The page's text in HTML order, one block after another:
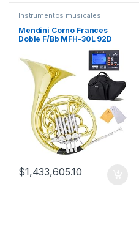
Instrumentos musicales
Mendini Corno Frances
Doble F/Bb MFH-30L 92D
$1,433,605.10